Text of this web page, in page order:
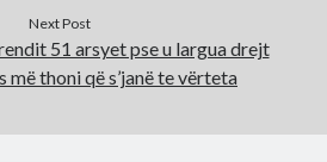
Next Post
51 arsyet pse u largua drejt
thoni që s’janë te vërteta